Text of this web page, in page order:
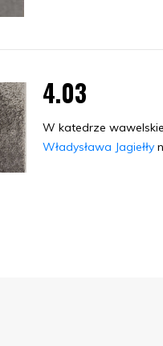
4.03
W katedrze
Władysława Jagiełły